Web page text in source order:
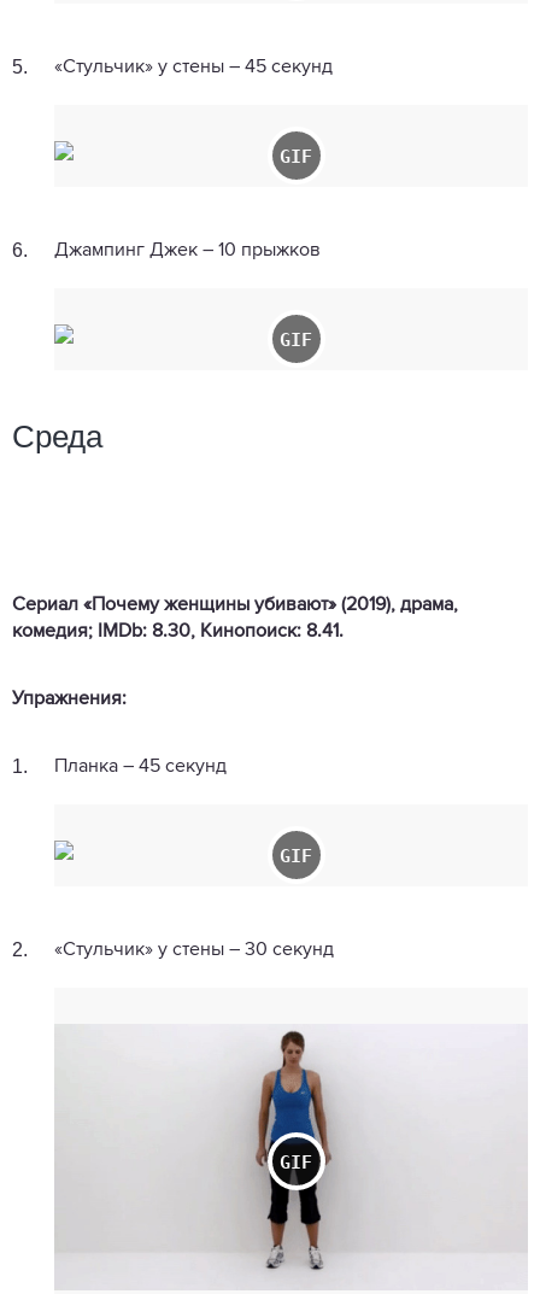
5. «Стульчик» у стены – 45 секунд
6. Джампинг Джек – 10 прыжков
Среда
Сериал «Почему женщины убивают» (2019), драма,
комедия; IMDb: 8.30, Кинопоиск: 8.41.
Упражнения:
1. Планка – 45 секунд
2. «Стульчик» у стены – 30 секунд